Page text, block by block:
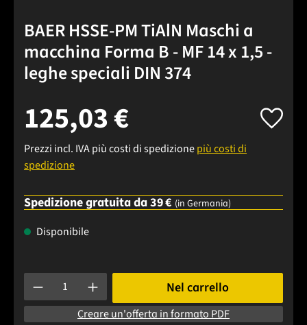
BAER HSSE-PM TiAlN Maschi a
macchina Forma B - MF 14 x 1,5 -
leghe speciali DIN 374
125,03 €
Prezzi incl. IVA più costi di spedizionepiù costi di
spedizione
Spedizione gratuita da 39 € (in Germania)
Disponibile
Quantità del prodotto: inserisci la quantità desiderata o
Nel carrello
Creare un'offerta in formato PDF